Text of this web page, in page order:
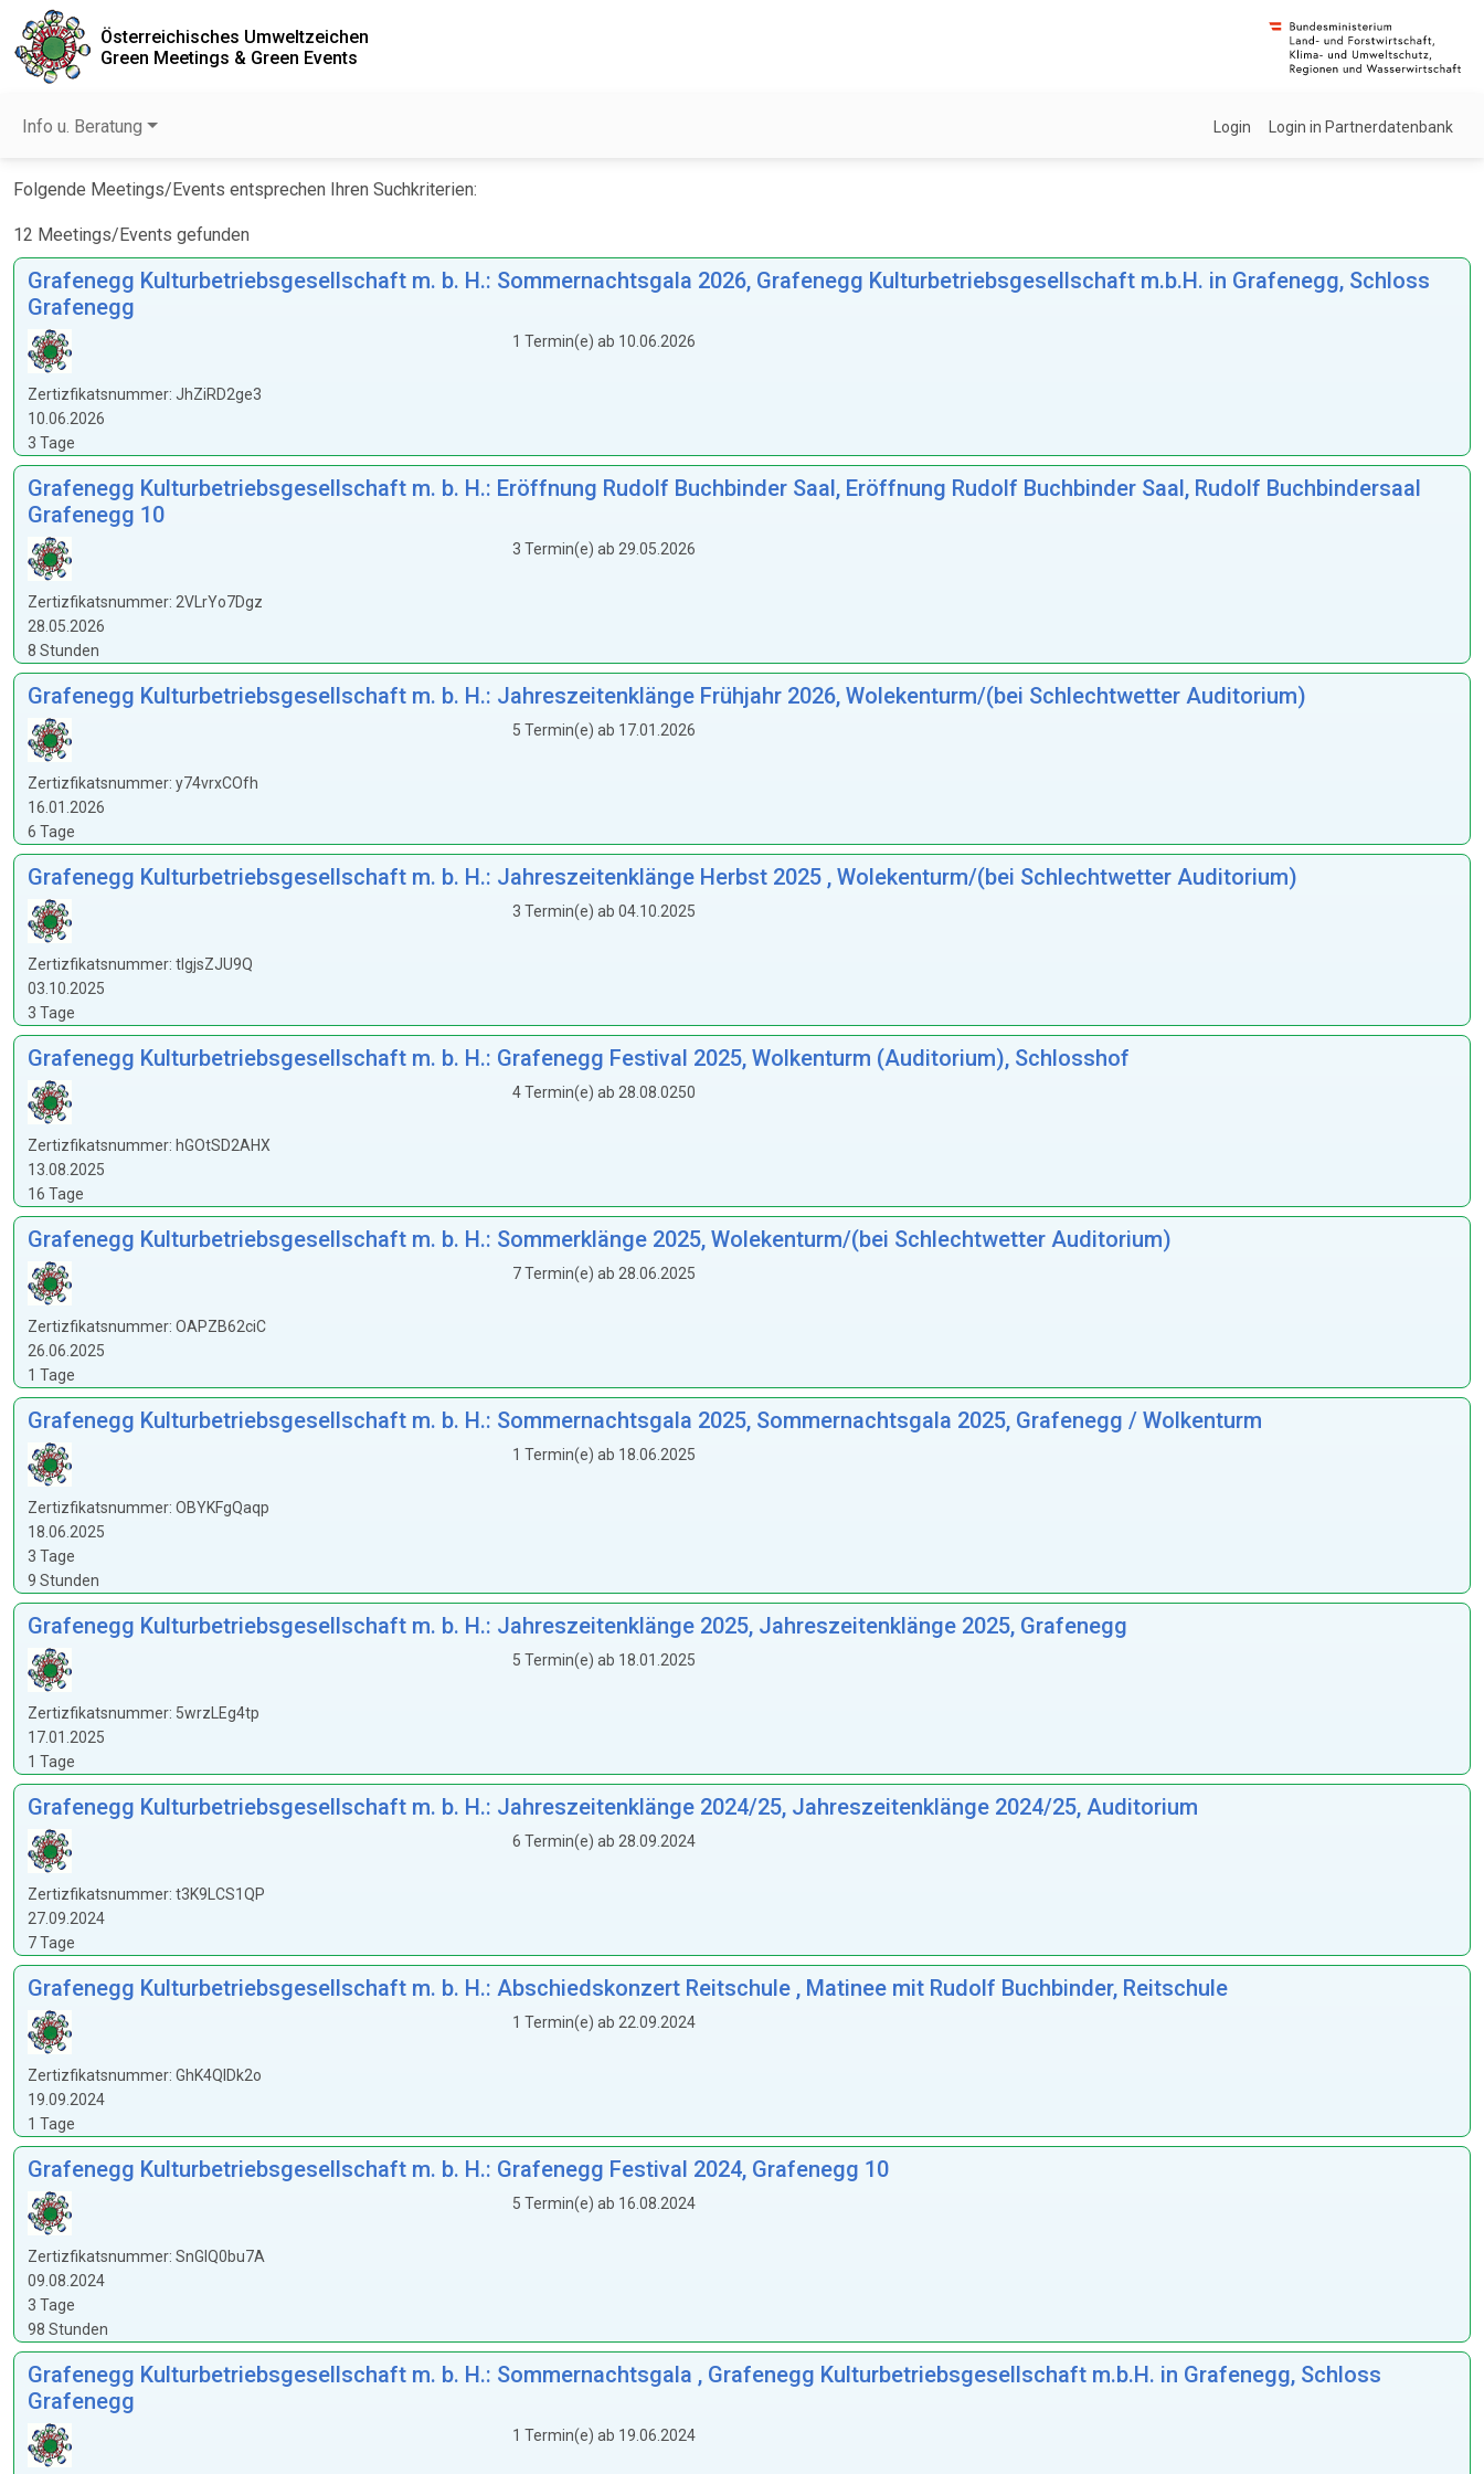
Österreichisches Umweltzeichen
Green Meetings & Green Events
Info u. Beratung Login Login in Partnerdatenbank
Folgende Meetings/Events entsprechen Ihren Suchkriterien:
12 Meetings/Events gefunden
Grafenegg Kulturbetriebsgesellschaft m. b. H.: Sommernachtsgala 2026, Grafenegg Kulturbetriebsgesellschaft m.b.H. in Grafenegg, Schloss
Grafenegg
Zertizfikatsnummer: JhZiRD2ge3
10.06.2026
3 Tage
1 Termin(e) ab 10.06.2026
Grafenegg Kulturbetriebsgesellschaft m. b. H.: Eröffnung Rudolf Buchbinder Saal, Eröffnung Rudolf Buchbinder Saal, Rudolf Buchbindersaal
Grafenegg 10
Zertizfikatsnummer: 2VLrYo7Dgz
28.05.2026
8 Stunden
3 Termin(e) ab 29.05.2026
Grafenegg Kulturbetriebsgesellschaft m. b. H.: Jahreszeitenklänge Frühjahr 2026, Wolekenturm/(bei Schlechtwetter Auditorium)
Zertizfikatsnummer: y74vrxCOfh
16.01.2026
6 Tage
5 Termin(e) ab 17.01.2026
Grafenegg Kulturbetriebsgesellschaft m. b. H.: Jahreszeitenklänge Herbst 2025 , Wolekenturm/(bei Schlechtwetter Auditorium)
Zertizfikatsnummer: tIgjsZJU9Q
03.10.2025
3 Tage
3 Termin(e) ab 04.10.2025
Grafenegg Kulturbetriebsgesellschaft m. b. H.: Grafenegg Festival 2025, Wolkenturm (Auditorium), Schlosshof
Zertizfikatsnummer: hGOtSD2AHX
13.08.2025
16 Tage
4 Termin(e) ab 28.08.0250
Grafenegg Kulturbetriebsgesellschaft m. b. H.: Sommerklänge 2025, Wolekenturm/(bei Schlechtwetter Auditorium)
Zertizfikatsnummer: OAPZB62ciC
26.06.2025
1 Tage
7 Termin(e) ab 28.06.2025
Grafenegg Kulturbetriebsgesellschaft m. b. H.: Sommernachtsgala 2025, Sommernachtsgala 2025, Grafenegg / Wolkenturm
Zertizfikatsnummer: OBYKFgQaqp
18.06.2025
3 Tage
9 Stunden
1 Termin(e) ab 18.06.2025
Grafenegg Kulturbetriebsgesellschaft m. b. H.: Jahreszeitenklänge 2025, Jahreszeitenklänge 2025, Grafenegg
Zertizfikatsnummer: 5wrzLEg4tp
17.01.2025
1 Tage
5 Termin(e) ab 18.01.2025
Grafenegg Kulturbetriebsgesellschaft m. b. H.: Jahreszeitenklänge 2024/25, Jahreszeitenklänge 2024/25, Auditorium
Zertizfikatsnummer: t3K9LCS1QP
27.09.2024
7 Tage
6 Termin(e) ab 28.09.2024
Grafenegg Kulturbetriebsgesellschaft m. b. H.: Abschiedskonzert Reitschule , Matinee mit Rudolf Buchbinder, Reitschule
Zertizfikatsnummer: GhK4QlDk2o
19.09.2024
1 Tage
1 Termin(e) ab 22.09.2024
Grafenegg Kulturbetriebsgesellschaft m. b. H.: Grafenegg Festival 2024, Grafenegg 10
Zertizfikatsnummer: SnGIQ0bu7A
09.08.2024
3 Tage
98 Stunden
5 Termin(e) ab 16.08.2024
Grafenegg Kulturbetriebsgesellschaft m. b. H.: Sommernachtsgala , Grafenegg Kulturbetriebsgesellschaft m.b.H. in Grafenegg, Schloss
Grafenegg
1 Termin(e) ab 19.06.2024